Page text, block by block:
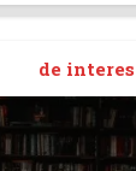
de interes